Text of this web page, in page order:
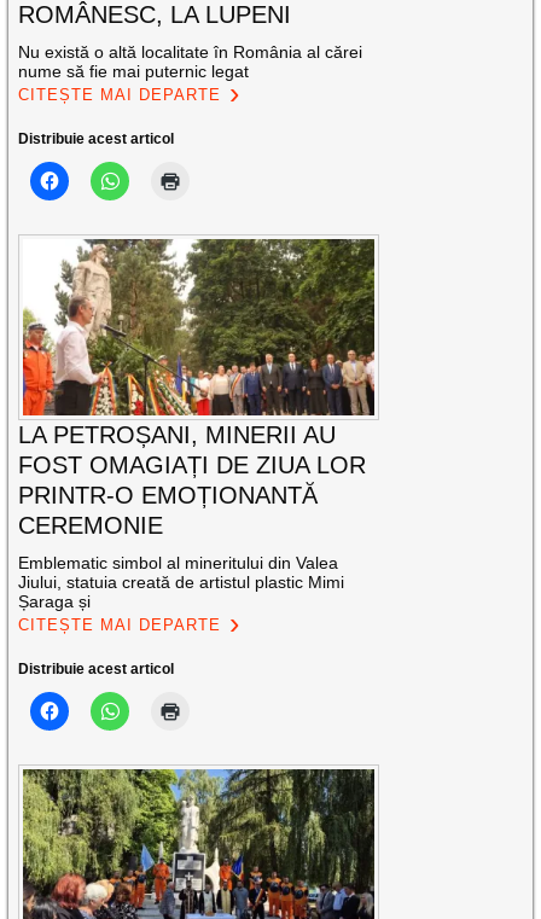
ROMÂNESC, LA LUPENI
Nu există o altă localitate în România al cărei
nume să fie mai puternic legat
CITEȘTE MAI DEPARTE
Distribuie acest articol
LA PETROȘANI, MINERII AU
FOST OMAGIAȚI DE ZIUA LOR
PRINTR-O EMOȚIONANTĂ
CEREMONIE
Emblematic simbol al mineritului din Valea
Jiului, statuia creată de artistul plastic Mimi
Șaraga și
CITEȘTE MAI DEPARTE
Distribuie acest articol